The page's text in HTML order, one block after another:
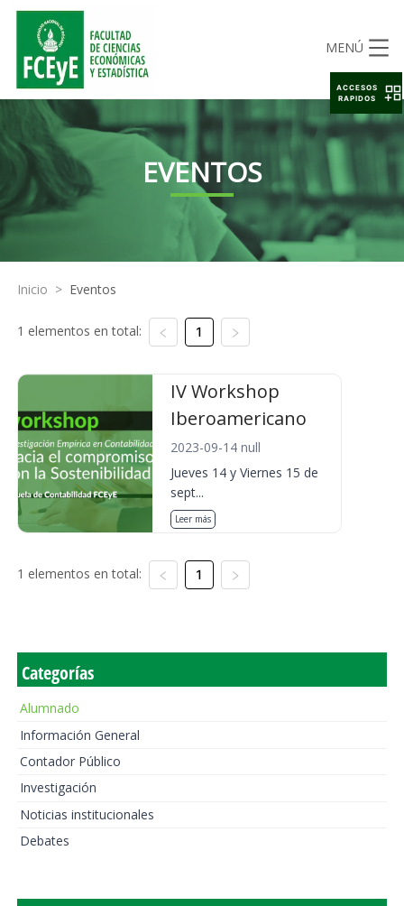
MENÚ
EVENTOS
Inicio > Eventos
1 elementos en total: 1
IV Workshop
Iberoamericano
2023-09-14 null
Jueves 14 y Viernes 15 de
sept...
Leer más
1 elementos en total: 1
Categorías
Alumnado
Información General
Contador Público
Investigación
Noticias institucionales
Debates
ACCESOS
RAPIDOS